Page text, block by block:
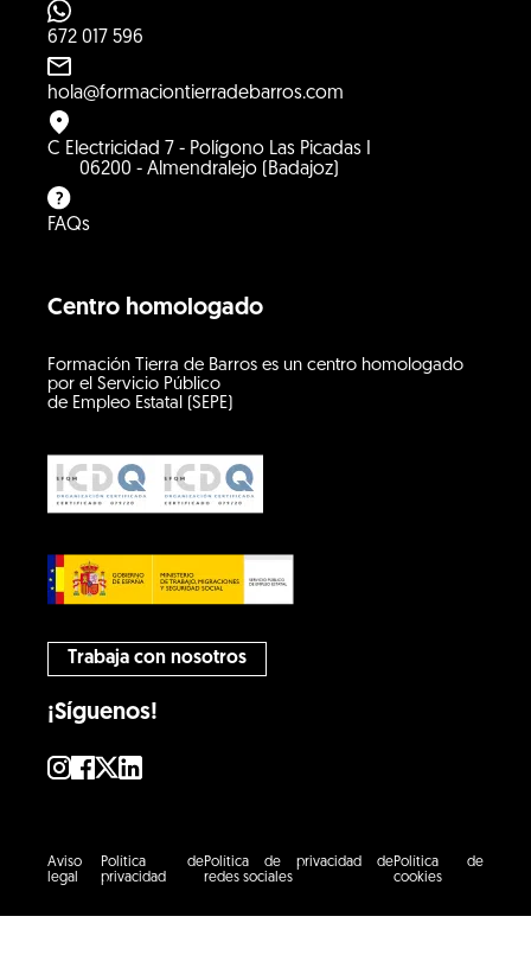
Centro homologado
Formación Tierra de Barros es un centro homologado
por el Servicio Público
de Empleo Estatal (SEPE)
672 017 596
hola@formaciontierradebarros.com
C Electricidad 7 - Polígono Las Picadas I
06200 - Almendralejo (Badajoz)
FAQs
Trabaja con nosotros
¡Síguenos!
Aviso
legal
Política de
privacidad
Política de privacidad de
redes sociales
Política de
cookies